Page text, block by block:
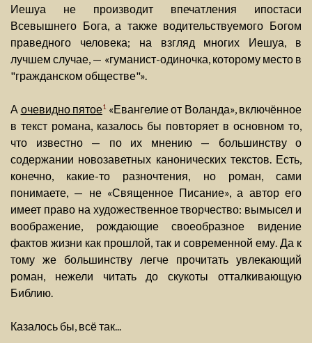
Иешуа не производит впечатления ипостаси
Всевышнего Бога, а также водительствуемого Богом
праведного человека; на взгляд многих Иешуа, в
лучшем случае, — «гуманист-одиночка, которому место в
"гражданском обществе"».
А очевидно пятое1«Евангелие от Воланда», включённое
в текст романа, казалось бы повторяет в основном то,
что известно — по их мнению — большинству о
содержании новозаветных канонических текстов. Есть,
конечно, какие-то разночтения, но роман, сами
понимаете, — не «Священное Писание», а автор его
имеет право на художественное творчество: вымысел и
воображение, рождающие своеобразное видение
фактов жизни как прошлой, так и современной ему. Да к
тому же большинству легче прочитать увлекающий
роман, нежели читать до скукоты отталкивающую
Библию.
Казалось бы, всё так...